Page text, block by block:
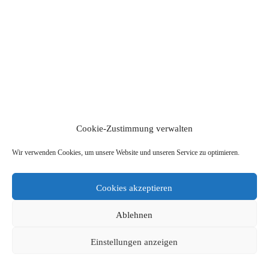
Cookie-Zustimmung verwalten
Wir verwenden Cookies, um unsere Website und unseren Service zu optimieren.
Cookies akzeptieren
Ablehnen
Einstellungen anzeigen